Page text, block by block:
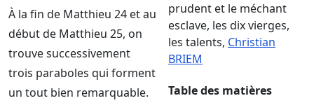
À la fin de Matthieu 24 et au
début de Matthieu 25, on
trouve successivement
trois paraboles qui forment
un tout bien remarquable.
prudent et le méchant
esclave, les dix vierges,
les talents, Christian
BRIEM
Table des matières